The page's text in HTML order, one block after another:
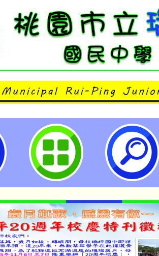
東高級中學辦理113學
課程-後疫情時代的關
探 究及微課程」成果
參與，請查照。-桃園